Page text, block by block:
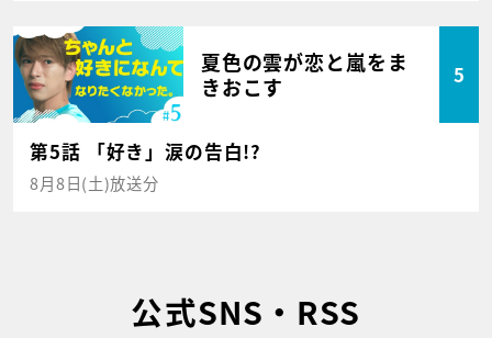
夏色の雲が恋と嵐をま
きおこす
5
第5話 「好き」涙の告白!?
8月8日(土)放送分
公式SNS・RSS